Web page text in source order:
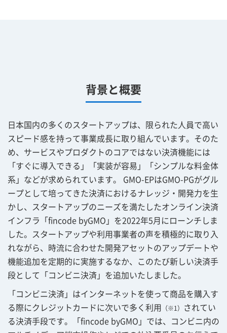
背景と概要
日本国内の多くのスタートアップは、限られた人員で高い
スピード感を持って事業成長に取り組んでいます。そのた
め、サービスやプロダクトのコアではない決済機能には
「すぐに導入できる」「実装が容易」「シンプルな料金体
系」などが求められています。 GMO-EPはGMO-PGがグル
ープとして培ってきた決済におけるナレッジ・開発力を生
かし、スタートアップのニーズを満たしたオンライン決済
インフラ「fincode byGMO」を2022年5月にローンチしま
した。スタートアップや利用事業者の声を積極的に取り入
れながら、時流に合わせた開発アセットのアップデートや
機能追加を定期的に実施するなか、このたび新しい決済手
段として「コンビニ決済」を追加いたしました。
「コンビニ決済」はインターネットを使って商品を購入す
る際にクレジットカードに次いで多く利用 （※1） されてい
る決済手段です。「fincode byGMO」では、コンビニ内の